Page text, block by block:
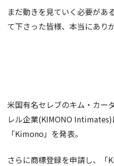
まだ動きを見ていく必要があ
て下さった皆様、本当にあり
米国有名セレブのキム・カー
レル企業(KIMONO
「Kimono」を発表。
さらに商標登録を申請し、